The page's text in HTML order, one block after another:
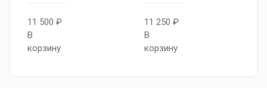
11 500 ₽
В
корзину
11 250 ₽
В
корзину